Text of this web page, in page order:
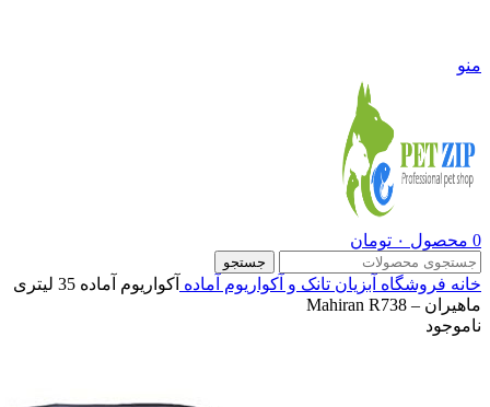
منو
0 محصول ۰ تومان
جستجو
خانه فروشگاه آبزیان تانک و آکواریوم آماده
آکواریوم آماده 35 لیتری
ماهیران – Mahiran R738
ناموجود